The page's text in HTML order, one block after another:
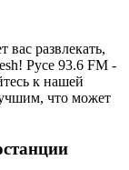
развлекать,
Русе 93.6 FM -
к нашей
что может